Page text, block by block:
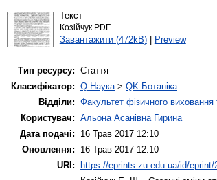
Текст
Козійчук.PDF
Завантажити (472kB)| Preview
Тип ресурсу: Стаття
Класифікатор: Q Наука> QK Ботаніка
Відділи: Факультет фізичного виховання
Користувач: Альона Асанівна Гирина
Дата подачі:
16 Трав 2017 12:10
Оновлення:
16 Трав 2017 12:10
URI:
https://eprints.zu.edu.ua/id/eprint/